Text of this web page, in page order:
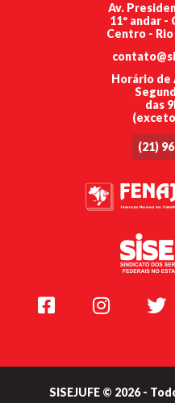
Av.
11º andar -
Centro - Rio
Horário
das
(21)
Facebook Instagram
SISEJUFE © 2026 -